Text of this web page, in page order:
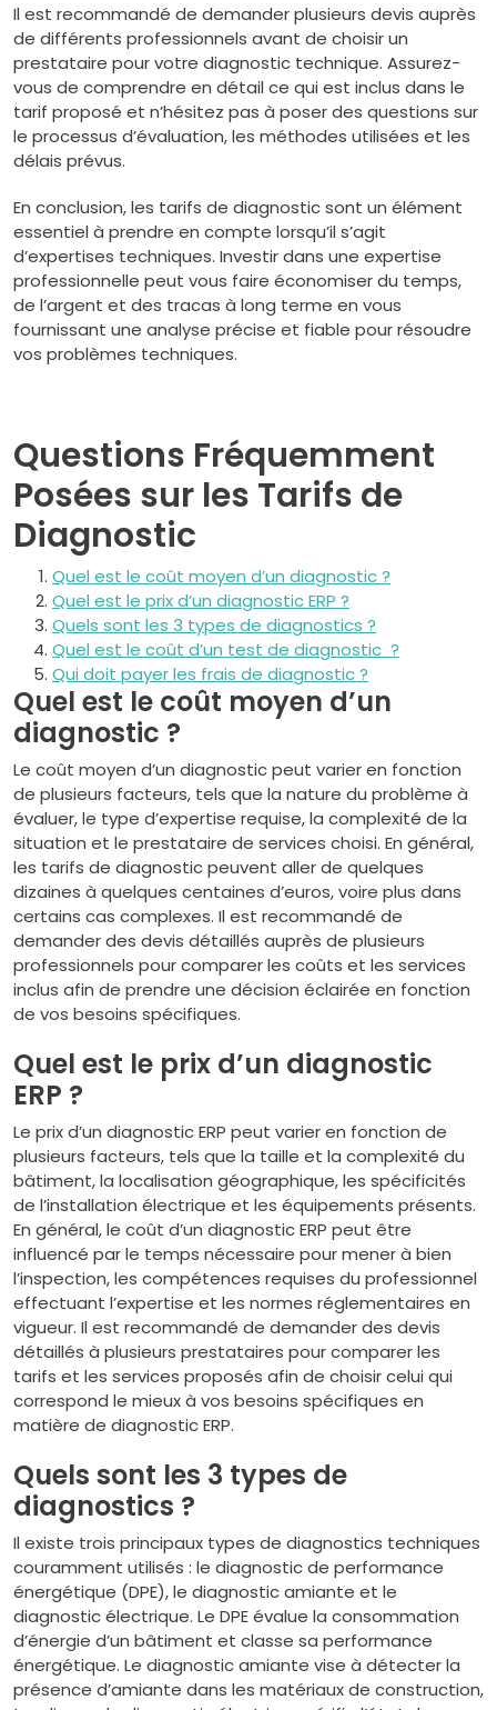
Il est recommandé de demander plusieurs devis auprès
de différents professionnels avant de choisir un
prestataire pour votre diagnostic technique. Assurez-
vous de comprendre en détail ce qui est inclus dans le
tarif proposé et n’hésitez pas à poser des questions sur
le processus d’évaluation, les méthodes utilisées et les
délais prévus.
En conclusion, les tarifs de diagnostic sont un élément
essentiel à prendre en compte lorsqu’il s’agit
d’expertises techniques. Investir dans une expertise
professionnelle peut vous faire économiser du temps,
de l’argent et des tracas à long terme en vous
fournissant une analyse précise et fiable pour résoudre
vos problèmes techniques.
Questions Fréquemment
Posées sur les Tarifs de
Diagnostic
Quel est le coût moyen d’un diagnostic ?
Quel est le prix d’un diagnostic ERP ?
Quels sont les 3 types de diagnostics ?
Quel est le coût d’un test de diagnostic ?
Qui doit payer les frais de diagnostic ?
Quel est le coût moyen d’un
diagnostic ?
Le coût moyen d’un diagnostic peut varier en fonction
de plusieurs facteurs, tels que la nature du problème à
évaluer, le type d’expertise requise, la complexité de la
situation et le prestataire de services choisi. En général,
les tarifs de diagnostic peuvent aller de quelques
dizaines à quelques centaines d’euros, voire plus dans
certains cas complexes. Il est recommandé de
demander des devis détaillés auprès de plusieurs
professionnels pour comparer les coûts et les services
inclus afin de prendre une décision éclairée en fonction
de vos besoins spécifiques.
Quel est le prix d’un diagnostic
ERP ?
Le prix d’un diagnostic ERP peut varier en fonction de
plusieurs facteurs, tels que la taille et la complexité du
bâtiment, la localisation géographique, les spécificités
de l’installation électrique et les équipements présents.
En général, le coût d’un diagnostic ERP peut être
influencé par le temps nécessaire pour mener à bien
l’inspection, les compétences requises du professionnel
effectuant l’expertise et les normes réglementaires en
vigueur. Il est recommandé de demander des devis
détaillés à plusieurs prestataires pour comparer les
tarifs et les services proposés afin de choisir celui qui
correspond le mieux à vos besoins spécifiques en
matière de diagnostic ERP.
Quels sont les 3 types de
diagnostics ?
Il existe trois principaux types de diagnostics techniques
couramment utilisés : le diagnostic de performance
énergétique (DPE), le diagnostic amiante et le
diagnostic électrique. Le DPE évalue la consommation
d’énergie d’un bâtiment et classe sa performance
énergétique. Le diagnostic amiante vise à détecter la
présence d’amiante dans les matériaux de construction,